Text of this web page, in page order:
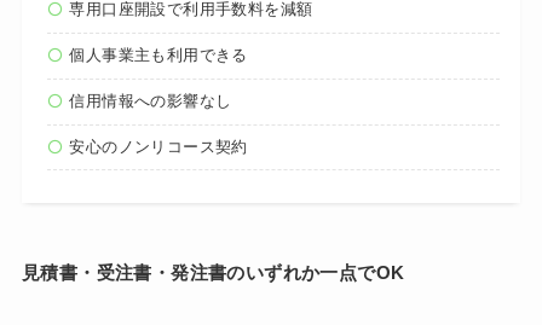
専用口座開設で利用手数料を減額
個人事業主も利用できる
信用情報への影響なし
安心のノンリコース契約
見積書・受注書・発注書のいずれか一点でOK